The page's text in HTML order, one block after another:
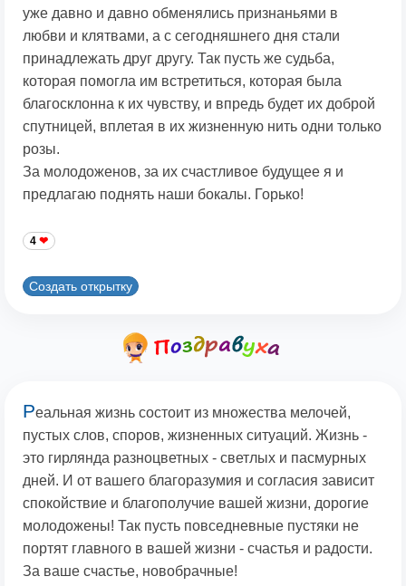
уже давно и давно обменялись признаньями в
любви и клятвами, а с сегодняшнего дня стали
принадлежать друг другу. Так пусть же судьба,
которая помогла им встретиться, которая была
благосклонна к их чувству, и впредь будет их доброй
спутницей, вплетая в их жизненную нить одни только
розы.
За молодоженов, за их счастливое будущее я и
предлагаю поднять наши бокалы. Горько!
4
Создать открытку
Реальная жизнь состоит из множества мелочей,
пустых слов, споров, жизненных ситуаций. Жизнь -
это гирлянда разноцветных - светлых и пасмурных
дней. И от вашего благоразумия и согласия зависит
спокойствие и благополучие вашей жизни, дорогие
молодожены! Так пусть повседневные пустяки не
портят главного в вашей жизни - счастья и радости.
За ваше счастье, новобрачные!